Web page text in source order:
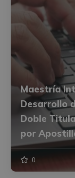
Maestría
Desarrollo
Doble
por
0